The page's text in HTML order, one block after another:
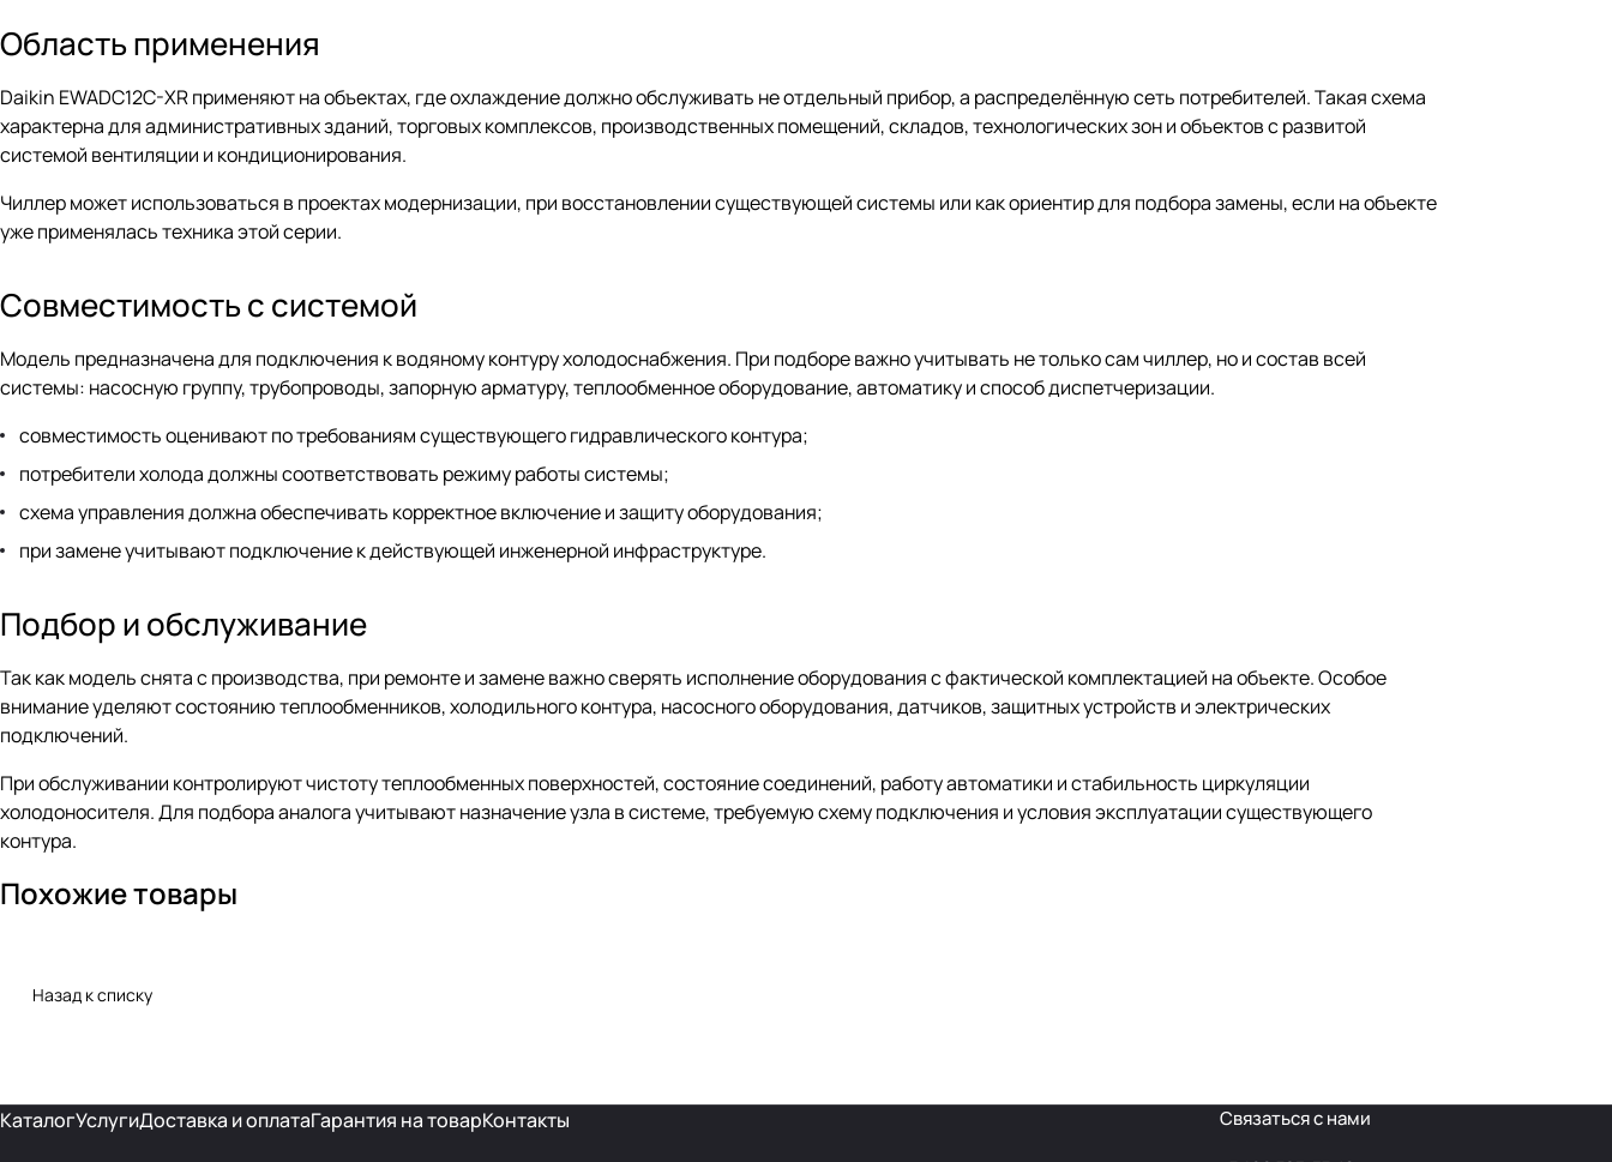
Область применения
Daikin EWADC12C-XR применяют на объектах, где охлаждение должно обслуживать не отдельный прибор, а распределённую сеть потребителей. Такая схема
характерна для административных зданий, торговых комплексов, производственных помещений, складов, технологических зон и объектов с развитой
системой вентиляции и кондиционирования.
Чиллер может использоваться в проектах модернизации, при восстановлении существующей системы или как ориентир для подбора замены, если на объекте
уже применялась техника этой серии.
Совместимость с системой
Модель предназначена для подключения к водяному контуру холодоснабжения. При подборе важно учитывать не только сам чиллер, но и состав всей
системы: насосную группу, трубопроводы, запорную арматуру, теплообменное оборудование, автоматику и способ диспетчеризации.
совместимость оценивают по требованиям существующего гидравлического контура;
потребители холода должны соответствовать режиму работы системы;
схема управления должна обеспечивать корректное включение и защиту оборудования;
при замене учитывают подключение к действующей инженерной инфраструктуре.
Подбор и обслуживание
Так как модель снята с производства, при ремонте и замене важно сверять исполнение оборудования с фактической комплектацией на объекте. Особое
внимание уделяют состоянию теплообменников, холодильного контура, насосного оборудования, датчиков, защитных устройств и электрических
подключений.
При обслуживании контролируют чистоту теплообменных поверхностей, состояние соединений, работу автоматики и стабильность циркуляции
холодоносителя. Для подбора аналога учитывают назначение узла в системе, требуемую схему подключения и условия эксплуатации существующего
контура.
Похожие товары
Назад к списку
КаталогУслугиДоставка и оплатаГарантия на товарКонтакты Связаться с нами